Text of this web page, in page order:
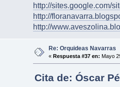
http://sites.google.com/
http://
http://
Re: Orquideas Navarras
« Respuesta #37 en: Mayo
Cita de: Óscar